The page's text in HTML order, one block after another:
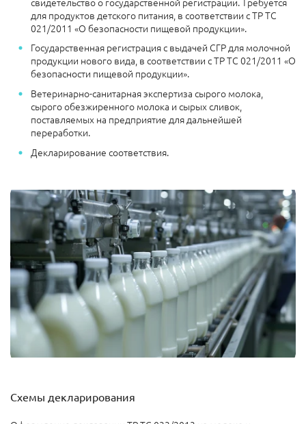
для продуктов детского питания, в соответствии с ТР ТС
021/2011 «О безопасности пищевой продукции».
Государственная регистрация с выдачей СГР для молочной
продукции нового вида, в соответствии с ТР ТС 021/2011 «О
безопасности пищевой продукции».
Ветеринарно-санитарная экспертиза сырого молока,
сырого обезжиренного молока и сырых сливок,
поставляемых на предприятие для дальнейшей
переработки.
Декларирование соответствия.
Схемы декларирования